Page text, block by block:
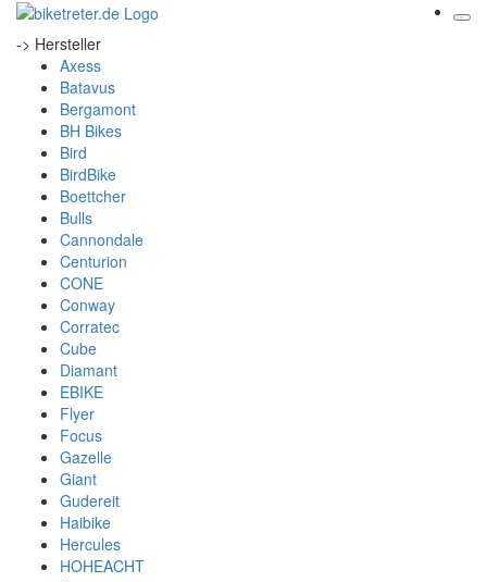
-> Hersteller
Axess
Batavus
Bergamont
BH Bikes
Bird
BirdBike
Boettcher
Bulls
Cannondale
Centurion
CONE
Conway
Corratec
Cube
Diamant
EBIKE
Flyer
Focus
Gazelle
Giant
Gudereit
Haibike
Hercules
HOHEACHT